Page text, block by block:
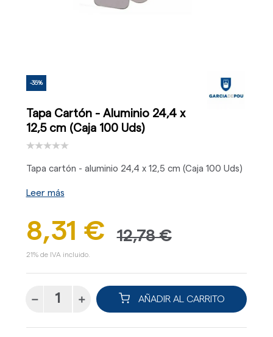
-35%
Tapa Cartón - Aluminio 24,4 x
12,5 cm (Caja 100 Uds)
Tapa cartón - aluminio 24,4 x 12,5 cm (Caja 100 Uds)
Leer más
8,31 € 12,78 €
21% de IVA incluido.
AÑADIR AL CARRITO